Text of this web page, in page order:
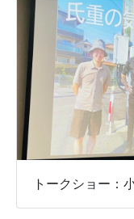
トークショー：